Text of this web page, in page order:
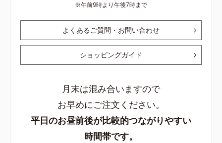
午前9時より午後7時まで
よくあるご質問・お問い合わせ
ショッピングガイド
月末は混み合いますので
お早めにご注文ください。
平日のお昼前後が比較的つながりやすい
時間帯です。